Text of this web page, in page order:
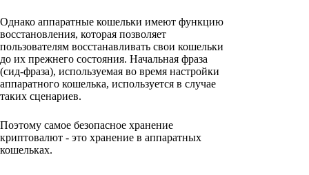
Однако аппаратные кошельки имеют функцию
восстановления, которая позволяет
пользователям восстанавливать свои кошельки
до их прежнего состояния. Начальная фраза
(сид-фраза), используемая во время настройки
аппаратного кошелька, используется в случае
таких сценариев.
Поэтому самое безопасное хранение
криптовалют - это хранение в аппаратных
кошельках.